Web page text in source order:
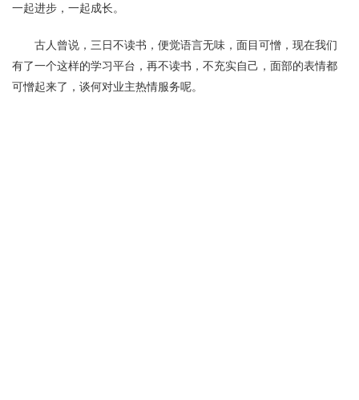
一起进步，一起成长。
古人曾说，三日不读书，便觉语言无味，面目可憎，现在我们
有了一个这样的学习平台，再不读书，不充实自己，面部的表情都
可憎起来了，谈何对业主热情服务呢。